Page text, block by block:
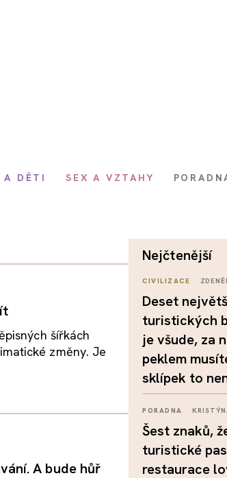
A DĚTI SEX A VZTAHY
šířkách
změny. Je
A bude hůř
nejčtenější
CIVILIZACE
Deset
turistických
je všude, za
peklem
sklípek to
PORADNA
Šest znaků,
turistické
restaurace